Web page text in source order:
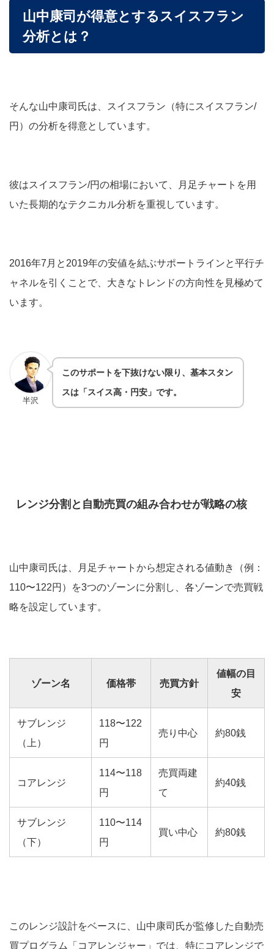
山中康司が得意とするスイスフラン
分析とは？
そんな山中康司氏は、スイスフラン（特にスイスフラン/
円）の分析を得意としています。
彼はスイスフラン/円の相場において、月足チャートを用
いた長期的なテクニカル分析を重視しています。
2016年7月と2019年の安値を結ぶサポートラインと平行チ
ャネルを引くことで、大きなトレンドの方向性を見極めて
います。
半沢
このサポートを下抜けない限り、基本スタン
スは「スイス高・円安」です。
レンジ分割と自動売買の組み合わせが戦略の核
山中康司氏は、月足チャートから想定される値動き（例：
110〜122円）を3つのゾーンに分割し、各ゾーンで売買戦
略を設定しています。
ゾーン名 価格帯 売買方針
値幅の目
安
サブレンジ
（上）
118〜122
円
売り中心 約80銭
コアレンジ
114〜118
円
売買両建
て
約40銭
サブレンジ
（下）
110〜114
円
買い中心 約80銭
このレンジ設計をベースに、山中康司氏が監修した自動売
買プログラム「コアレンジャー」では、特にコアレンジで